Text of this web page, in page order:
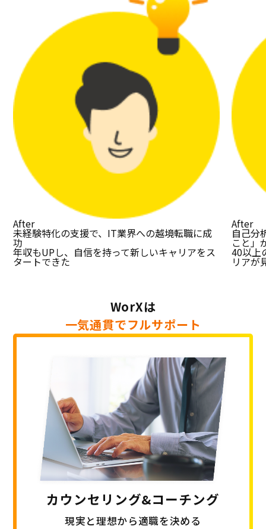
After
未経験特化の支援で、IT業界への越境転職に成
功
年収もUPし、自信を持って新しいキャリアをス
タートできた
After
自己分
こと」
40以上
リアが
WorXは
一気通貫でフルサポート
カウンセリング&コーチング
現実と理想から適職を決める